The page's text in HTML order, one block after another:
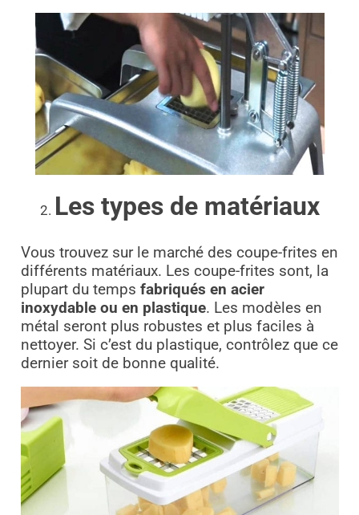
Les types de matériaux
Vous trouvez sur le marché des coupe-frites en
différents matériaux. Les coupe-frites sont, la
plupart du temps fabriqués en acier
inoxydable ou en plastique. Les modèles en
métal seront plus robustes et plus faciles à
nettoyer. Si c’est du plastique, contrôlez que ce
dernier soit de bonne qualité.